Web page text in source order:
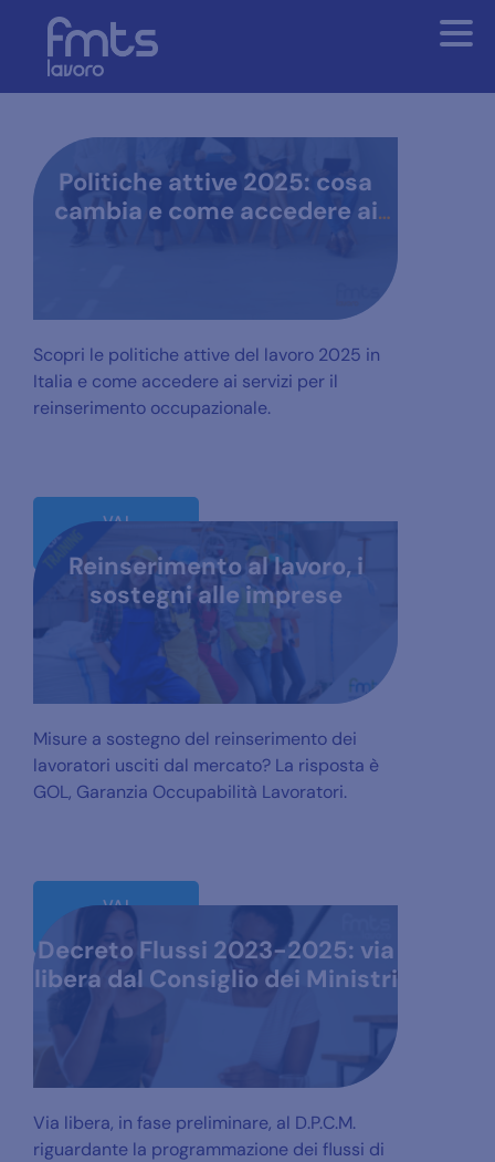
Politiche attive 2025: cosa
cambia e come accedere ai
Scopri le politiche attive del lavoro 2025 in
Italia e come accedere ai servizi per il
reinserimento occupazionale.
VAI
ALL'ARTICOLO
Reinserimento al lavoro, i
sostegni alle imprese
Misure a sostegno del reinserimento dei
lavoratori usciti dal mercato? La risposta è
GOL, Garanzia Occupabilità Lavoratori.
VAI
Decreto Flussi 2023-2025: via
libera dal Consiglio dei Ministri
Via libera, in fase preliminare, al D.P.C.M.
riguardante la programmazione dei flussi di